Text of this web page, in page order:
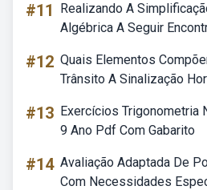
#11
Realizando A
Algébrica A Seguir
#12 Quais Elementos
Trânsito A Sinalização
#13 Exercícios Trigonometria
9 Ano Pdf Com Gabarito
#14 Avaliação Adaptada De
Com Necessidades